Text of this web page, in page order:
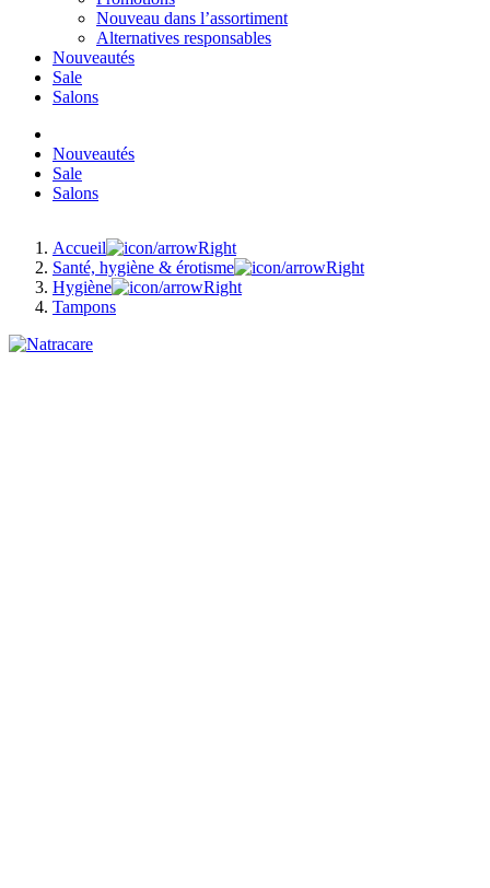
Nouveau dans l’assortiment
Alternatives responsables
Nouveautés
Sale
Salons
Nouveautés
Sale
Salons
Accueil
Santé, hygiène & érotisme
Hygiène
Tampons